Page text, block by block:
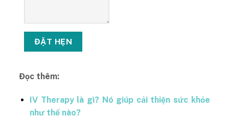
Đọc thêm:
IV Therapy là gì? Nó giúp cải thiện sức khỏe
như thế nào?